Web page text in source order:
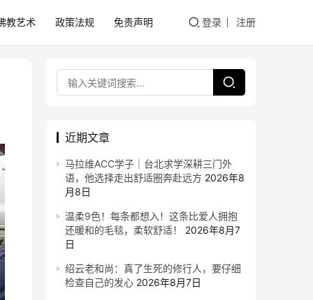
教艺术 政策法规 免责声明 登录 注册
近期文章
马拉维ACC学子｜台北求学深耕三门外
语，他选择走出舒适圈奔赴远方 2026年8
月8日
温柔9色！每条都想入！这条比爱人拥抱
还暖和的毛毯，柔软舒适！
2026年8月7
日
绍云老和尚：真了生死的修行人，要仔细
检查自己的发心 2026年8月7日